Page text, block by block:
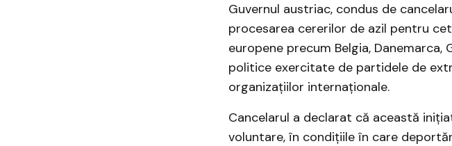
Guvernul austriac, condus de
procesarea cererilor de azil pentru
europene precum Belgia, Danemarca,
politice exercitate de partidele de
organizațiilor internaționale.
Cancelarul a declarat că această
voluntare, în condițiile în care